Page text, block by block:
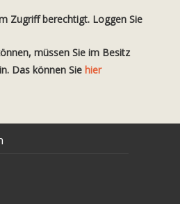
Zugriff berechtigt. Loggen Sie
müssen Sie im Besitz
Das können Sie hier